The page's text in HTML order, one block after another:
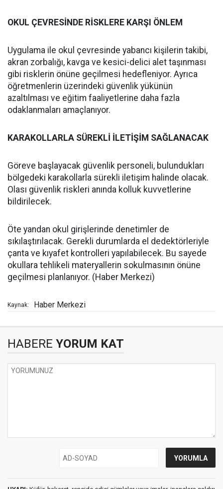
OKUL ÇEVRESİNDE RİSKLERE KARŞI ÖNLEM
Uygulama ile okul çevresinde yabancı kişilerin takibi,
akran zorbalığı, kavga ve kesici-delici alet taşınması
gibi risklerin önüne geçilmesi hedefleniyor. Ayrıca
öğretmenlerin üzerindeki güvenlik yükünün
azaltılması ve eğitim faaliyetlerine daha fazla
odaklanmaları amaçlanıyor.
KARAKOLLARLA SÜREKLİ İLETİŞİM SAĞLANACAK
Göreve başlayacak güvenlik personeli, bulundukları
bölgedeki karakollarla sürekli iletişim halinde olacak.
Olası güvenlik riskleri anında kolluk kuvvetlerine
bildirilecek.
Öte yandan okul girişlerinde denetimler de
sıkılaştırılacak. Gerekli durumlarda el dedektörleriyle
çanta ve kıyafet kontrolleri yapılabilecek. Bu sayede
okullara tehlikeli materyallerin sokulmasının önüne
geçilmesi planlanıyor. (Haber Merkezi)
Kaynak: Haber Merkezi
HABERE YORUM KAT